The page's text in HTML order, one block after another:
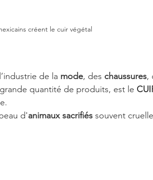
créent le cuir végétal
de la mode, des chaussures,
quantité de produits, est le
d'animaux sacrifiés souvent